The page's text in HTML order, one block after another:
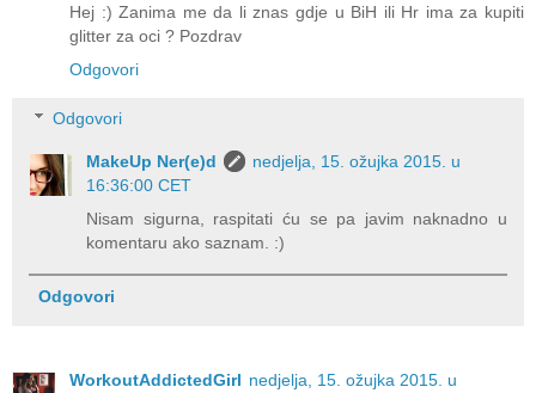
Hej :) Zanima me da li znas gdje u BiH ili Hr ima za kupiti
glitter za oci ? Pozdrav
Odgovori
Odgovori
MakeUp Ner(e)d
nedjelja, 15. ožujka 2015. u
16:36:00 CET
Nisam sigurna, raspitati ću se pa javim naknadno u
komentaru ako saznam. :)
Odgovori
WorkoutAddictedGirl nedjelja, 15. ožujka 2015. u